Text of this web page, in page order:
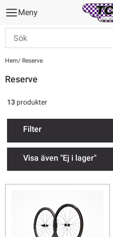
Meny
Hem Reserve
Reserve
Filter
Visa även "Ej i lager"
13 produkter